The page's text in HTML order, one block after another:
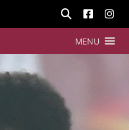
MENU